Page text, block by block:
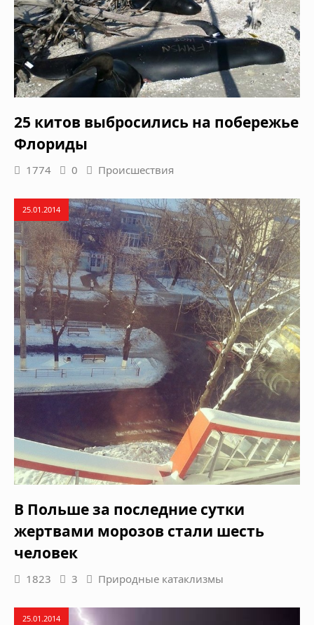
25 китов выбросились на побережье
Флориды
1774 0 Происшествия
25.01.2014
В Польше за последние сутки
жертвами морозов стали шесть
человек
1823 3 Природные катаклизмы
25.01.2014